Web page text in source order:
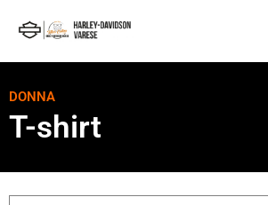
DONNA
T-shirt